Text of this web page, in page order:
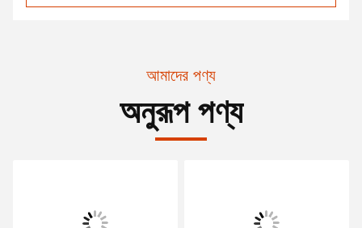
আমাদের পণ্য
অনুরূপ পণ্য